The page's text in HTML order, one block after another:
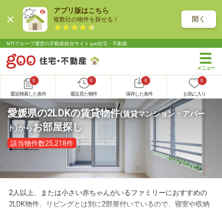
アプリ版はこちら
複数社の物件を探せる！ 開く
NTTグループ運営の不動産総合サイト goo住宅・不動産
0
最近検索した条件
0
最近見た物件
0
保存した条件
0
お気に入り
愛媛県の2LDKの賃貸物件(賃貸マンション・アパー
ト)からお部屋探し
該当物件数25,218件
2人以上、または小さい赤ちゃんがいるファミリーにおすすめの
2LDK物件。リビングとは別に2部屋付いているので、寝室や収納